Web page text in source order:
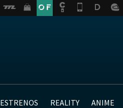
ESTRENOS REALITY ANIME